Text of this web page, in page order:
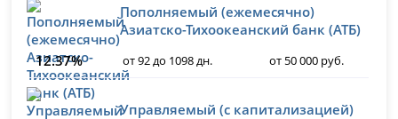
Пополняемый (ежемесячно)
Азиатско-Тихоокеанский банк (АТБ)
12.37%
от 92 до 1098 дн. от 50 000 руб.
Управляемый (с капитализацией)